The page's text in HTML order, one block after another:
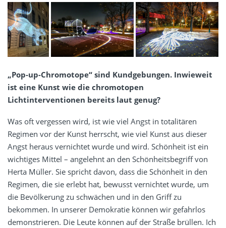
„Pop-up-Chromotope“ sind Kundgebungen. Inwieweit
ist eine Kunst wie die chromotopen
Lichtinterventionen bereits laut genug?
Was oft vergessen wird, ist wie viel Angst in totalitären
Regimen vor der Kunst herrscht, wie viel Kunst aus dieser
Angst heraus vernichtet wurde und wird. Schönheit ist ein
wichtiges Mittel – angelehnt an den Schönheitsbegriff von
Herta Müller. Sie spricht davon, dass die Schönheit in den
Regimen, die sie erlebt hat, bewusst vernichtet wurde, um
die Bevölkerung zu schwächen und in den Griff zu
bekommen. In unserer Demokratie können wir gefahrlos
demonstrieren. Die Leute können auf der Straße brüllen. Ich